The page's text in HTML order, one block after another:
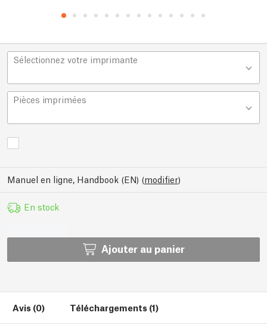
Sélectionnez votre imprimante
Pièces imprimées
Manuel en ligne, Handbook (EN) (modifier)
En stock
Ajouter au panier
Avis (0) Téléchargements (1)